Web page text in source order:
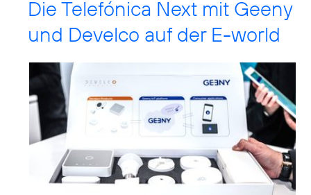
Die Telefónica Next mit Geeny
und Develco auf der E-world